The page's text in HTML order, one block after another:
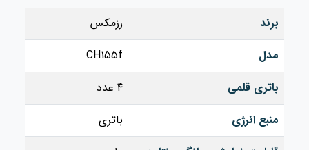
برند
رزمکس
مدل
CH155f
باتری قلمی
۴ عدد
منبع انرژی
باتری